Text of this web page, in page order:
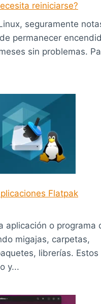
reiniciarse?
seguramente
permanecer
sin problemas.
Flatpak
aplicación o programa
migajas, carpetas,
librerías. Estos
y...